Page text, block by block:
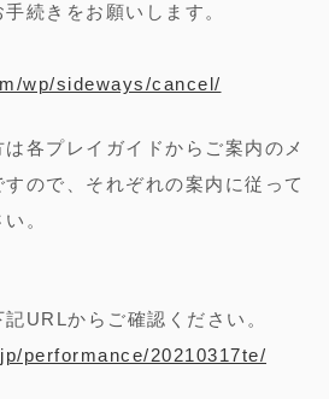
続きをお願いします。
wp/sideways/cancel/
各プレイガイドからご案内のメ
ので、それぞれの案内に従って
。
URLからご確認ください。
performance/20210317te/